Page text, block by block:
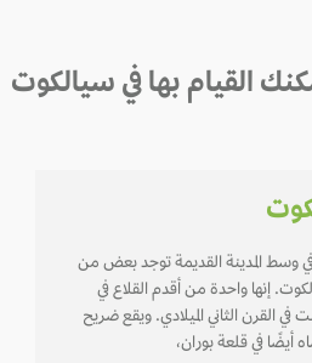
القيام بها في سيالكوت
وسط المدينة القديمة توجد بعض من
إنها واحدة من أقدم القلاع في
القرن الثاني الميلادي. ويقع ضريح
أيضًا في قلعة بوران،